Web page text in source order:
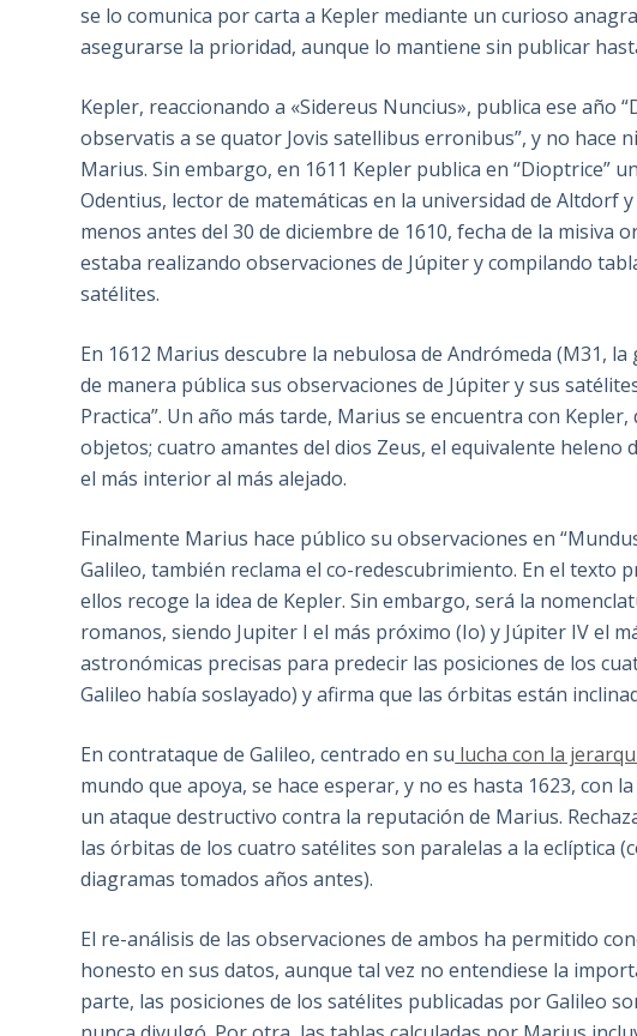
se lo comunica por carta a Kepler mediante un curioso
asegurarse la prioridad, aunque lo mantiene sin publicar
Kepler, reaccionando a «Sidereus Nuncius», publica ese año
observatis a se quator Jovis satellibus erronibus”, y no hace
Marius. Sin embargo, en 1611 Kepler publica en “Dioptrice”
Odentius, lector de matemáticas en la universidad de Altdorf
menos antes del 30 de diciembre de 1610, fecha de la misiva
estaba realizando observaciones de Júpiter y compilando
satélites.
En 1612 Marius descubre la nebulosa de Andrómeda (M31,
de manera pública sus observaciones de Júpiter y sus
Practica”. Un año más tarde, Marius se encuentra con
objetos; cuatro amantes del dios Zeus, el equivalente heleno
el más interior al más alejado.
Finalmente Marius hace público su observaciones en
Galileo, también reclama el co-redescubrimiento. En el texto
ellos recoge la idea de Kepler. Sin embargo, será la
romanos, siendo Jupiter I el más próximo (Io) y Júpiter IV el
astronómicas precisas para predecir las posiciones de los
Galileo había soslayado) y afirma que las órbitas están
En contrataque de Galileo, centrado en su lucha con la
mundo que apoya, se hace esperar, y no es hasta 1623, con
un ataque destructivo contra la reputación de Marius.
las órbitas de los cuatro satélites son paralelas a la eclíptica
diagramas tomados años antes).
El re-análisis de las observaciones de ambos ha permitido
honesto en sus datos, aunque tal vez no entendiese la
parte, las posiciones de los satélites publicadas por Galileo